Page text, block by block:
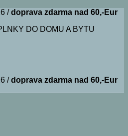
/doprava zdarma nad 60,-Eur
DO DOMU A BYTU
/doprava zdarma nad 60,-Eur